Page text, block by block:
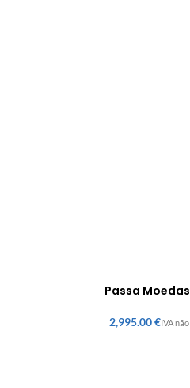
Passa Moedas
€